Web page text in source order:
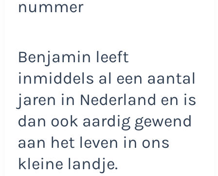
nummer
Benjamin leeft
inmiddels al een aantal
jaren in Nederland en is
dan ook aardig gewend
aan het leven in ons
kleine landje.